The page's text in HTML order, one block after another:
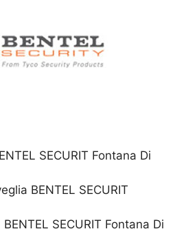
SECURIT Fontana Di
BENTEL SECURIT
SECURIT Fontana Di